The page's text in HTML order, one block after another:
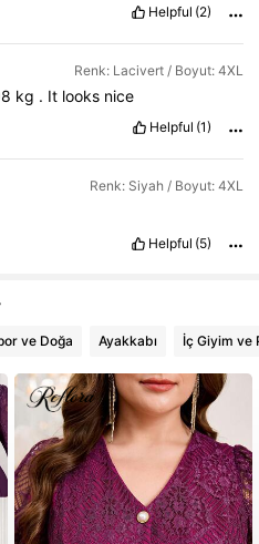
Helpful (2)
Renk: Lacivert / Boyut: 4XL
kg . It looks nice
Helpful (1)
Renk: Siyah / Boyut: 4XL
Helpful (5)
ve Doğa Ayakkabı İç Giyim ve